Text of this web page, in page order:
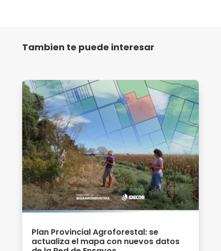
Tambien te puede interesar
Plan Provincial Agroforestal: se
actualiza el mapa con nuevos datos